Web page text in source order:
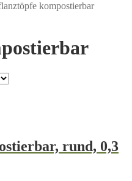
kompostierbar
rund, 0,3